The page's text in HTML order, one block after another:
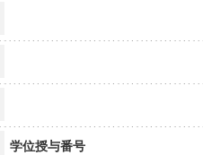
学位授与番号